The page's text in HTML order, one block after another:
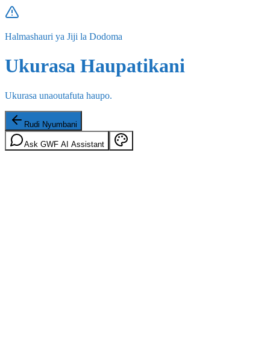
Halmashauri ya Jiji la Dodoma
Ukurasa Haupatikani
Ukurasa unaoutafuta haupo.
Rudi Nyumbani
Ask GWF AI Assistant